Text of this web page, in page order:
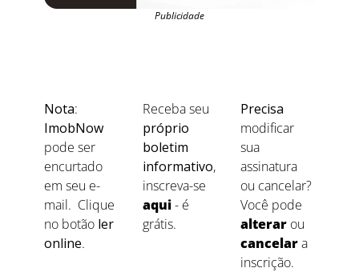
Publicidade
Nota
ImobNow
pode ser
encurtado
em seu e-
mail.  Clique
no botão ler
online.
próprio
boletim
informativo,
aqui - é
grátis.
Precisa
modificar
sua
assinatura
ou cancelar?
alterar
cancelar a
inscrição.